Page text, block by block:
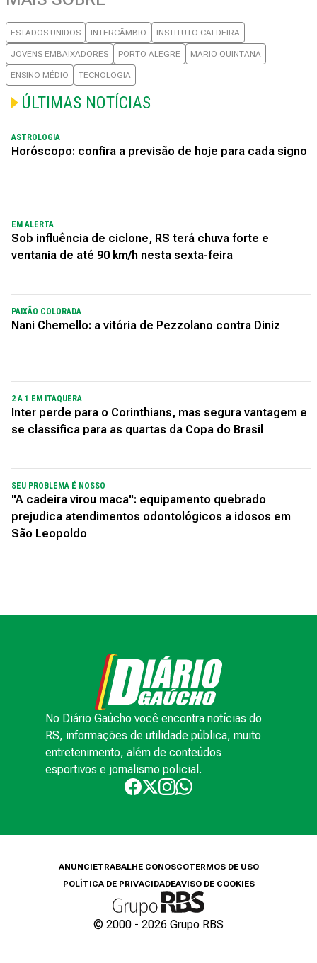
ESTADOS UNIDOS INTERCÂMBIO INSTITUTO CALDEIRA
JOVENS EMBAIXADORES PORTO ALEGRE MARIO QUINTANA
ENSINO MÉDIO TECNOLOGIA
ÚLTIMAS NOTÍCIAS
ASTROLOGIA
Horóscopo: confira a previsão de hoje para cada signo
EM ALERTA
Sob influência de ciclone, RS terá chuva forte e
ventania de até 90 km/h nesta sexta-feira
PAIXÃO COLORADA
Nani Chemello: a vitória de Pezzolano contra Diniz
2 A 1 EM ITAQUERA
Inter perde para o Corinthians, mas segura vantagem e
se classifica para as quartas da Copa do Brasil
SEU PROBLEMA É NOSSO
"A cadeira virou maca": equipamento quebrado
prejudica atendimentos odontológicos a idosos em
São Leopoldo
No Diário Gaúcho você encontra notícias do
RS, informações de utilidade pública, muito
entretenimento, além de conteúdos
esportivos e jornalismo policial.
ANUNCIETRABALHE CONOSCOTERMOS DE USO
POLÍTICA DE PRIVACIDADEAVISO DE COOKIES
© 2000 - 2026 Grupo RBS